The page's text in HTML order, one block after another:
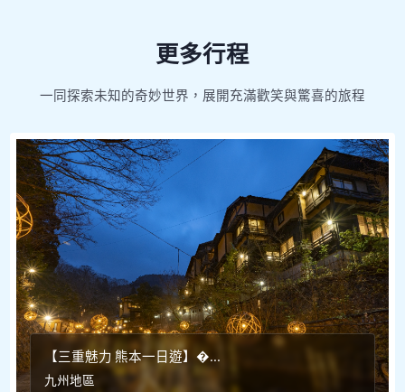
更多行程
一同探索未知的奇妙世界，展開充滿歡笑與驚喜的旅程
【三重魅力 熊本一日遊】�...
九州地區